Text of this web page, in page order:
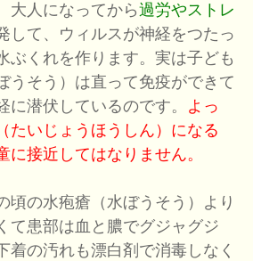
大人になってから過労やストレ
して、ウィルスが神経をつたっ
ぶくれを作ります。実は子ども
うそう）は直って免疫ができて
に潜伏しているのです。 よっ
たいじょうほうしん）になる
に接近してはなりません。
頃の水疱瘡（水ぼうそう）より
て患部は血と膿でグジャグジ
着の汚れも漂白剤で消毒しなく